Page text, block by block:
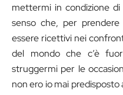
mettermi in condizione
senso che, per
essere ricettivi nei
del mondo che c’è
struggermi per le
non ero io mai predisposto